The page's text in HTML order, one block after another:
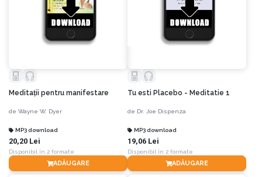
Meditaţii pentru manifestare
de Wayne W. Dyer
MP3 download
20,20 Lei
Disponibil în 2 formate
ADĂUGARE
Tu esti Placebo - Meditatie 1
de Dr. Joe Dispenza
MP3 download
19,06 Lei
Disponibil în 2 formate
ADĂUGARE